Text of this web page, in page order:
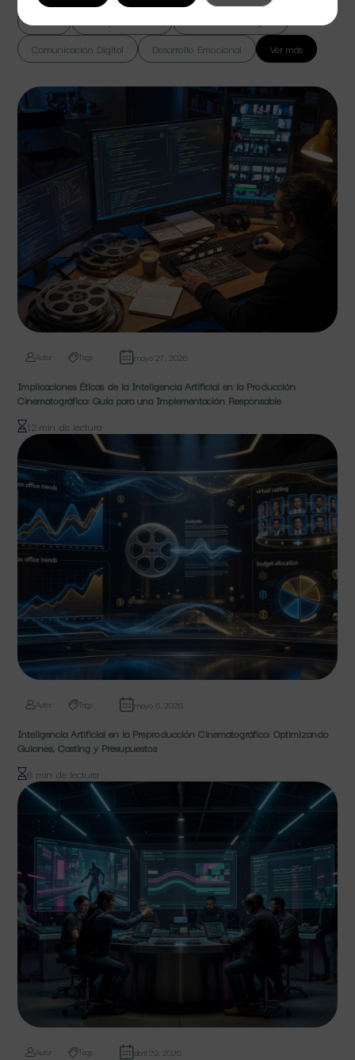
Comunicación Digital
Desarrollo Emocional Ver más
Autor Tags mayo 27, 2026
Implicaciones Éticas de la Inteligencia Artificial en la Producción
Cinematográfica: Guía para una Implementación Responsable
12 min de lectura
Autor Tags mayo 6, 2026
Inteligencia Artificial en la Preproducción Cinematográfica: Optimizando
Guiones, Casting y Presupuestos
8 min de lectura
Autor Tags abril 29, 2026